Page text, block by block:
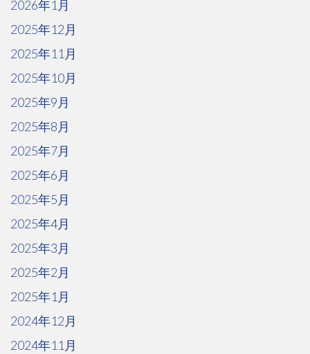
2026年1月
2025年12月
2025年11月
2025年10月
2025年9月
2025年8月
2025年7月
2025年6月
2025年5月
2025年4月
2025年3月
2025年2月
2025年1月
2024年12月
2024年11月